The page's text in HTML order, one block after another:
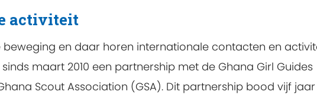
activiteit
beweging en daar horen internationale contacten en
maart 2010 een partnership met de Ghana Girl Guides
Scout Association (GSA). Dit partnership bood vijf